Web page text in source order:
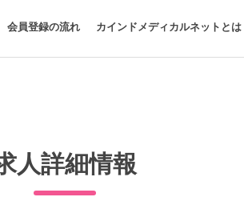
会員登録の流れ カインドメディカルネットとは
人詳細情報